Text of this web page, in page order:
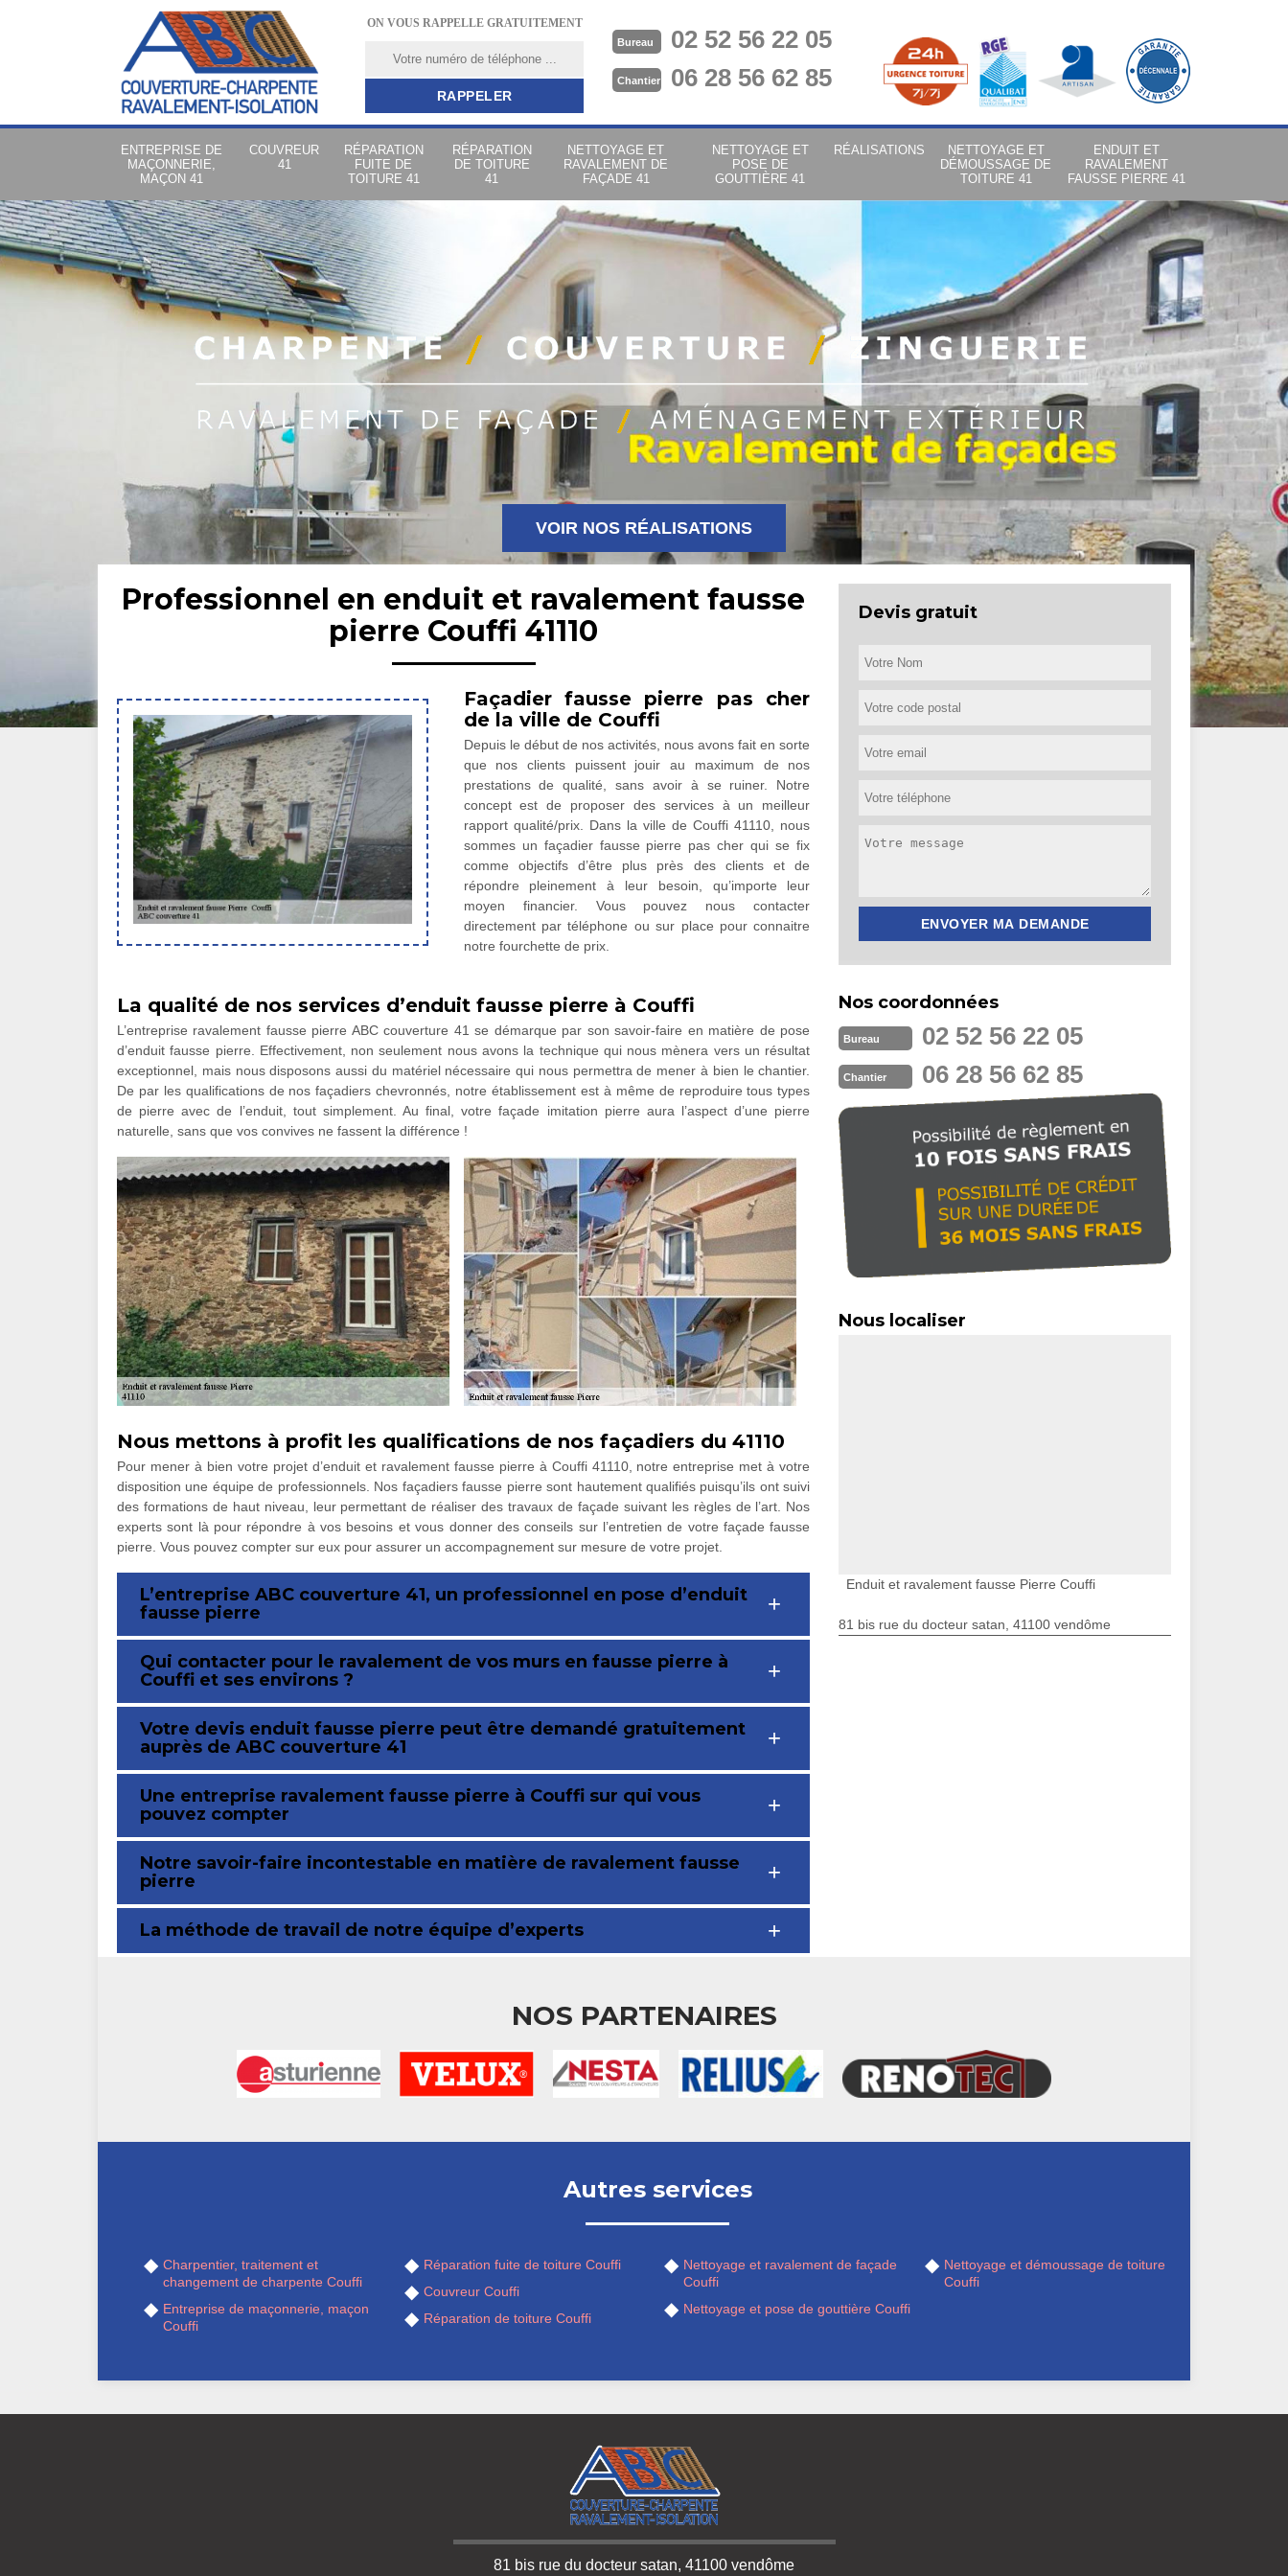
ON VOUS RAPPELLE GRATUITEMENT
Bureau 02 52 56 22 05
Chantier 06 28 56 62 85
ENTREPRISE DE
MAÇONNERIE,
MAÇON 41
COUVREUR
41
RÉPARATION
FUITE DE
TOITURE 41
RÉPARATION
DE TOITURE
41
NETTOYAGE ET
RAVALEMENT DE
FAÇADE 41
NETTOYAGE ET
POSE DE
GOUTTIÈRE 41
RÉALISATIONS
NETTOYAGE ET
DÉMOUSSAGE DE
TOITURE 41
ENDUIT ET
RAVALEMENT
FAUSSE PIERRE 41
VOIR NOS RÉALISATIONS
Professionnel en enduit et ravalement fausse
pierre Couffi 41110
Façadier fausse pierre pas cher
de la ville de Couffi
Depuis le début de nos activités, nous avons fait en sorte
que nos clients puissent jouir au maximum de nos
prestations de qualité, sans avoir à se ruiner. Notre
concept est de proposer des services à un meilleur
rapport qualité/prix. Dans la ville de Couffi 41110, nous
sommes un façadier fausse pierre pas cher qui se fix
comme objectifs d’être plus près des clients et de
répondre pleinement à leur besoin, qu’importe leur
moyen financier. Vous pouvez nous contacter
directement par téléphone ou sur place pour connaitre
notre fourchette de prix.
La qualité de nos services d’enduit fausse pierre à Couffi
L’entreprise ravalement fausse pierre ABC couverture 41 se démarque par son savoir-faire en matière de pose
d’enduit fausse pierre. Effectivement, non seulement nous avons la technique qui nous mènera vers un résultat
exceptionnel, mais nous disposons aussi du matériel nécessaire qui nous permettra de mener à bien le chantier.
De par les qualifications de nos façadiers chevronnés, notre établissement est à même de reproduire tous types
de pierre avec de l’enduit, tout simplement. Au final, votre façade imitation pierre aura l’aspect d’une pierre
naturelle, sans que vos convives ne fassent la différence !
Nous mettons à profit les qualifications de nos façadiers du 41110
Pour mener à bien votre projet d’enduit et ravalement fausse pierre à Couffi 41110, notre entreprise met à votre
disposition une équipe de professionnels. Nos façadiers fausse pierre sont hautement qualifiés puisqu’ils ont suivi
des formations de haut niveau, leur permettant de réaliser des travaux de façade suivant les règles de l’art. Nos
experts sont là pour répondre à vos besoins et vous donner des conseils sur l’entretien de votre façade fausse
pierre. Vous pouvez compter sur eux pour assurer un accompagnement sur mesure de votre projet.
L’entreprise ABC couverture 41, un professionnel en pose d’enduit
fausse pierre
Qui contacter pour le ravalement de vos murs en fausse pierre à
Couffi et ses environs ?
Votre devis enduit fausse pierre peut être demandé gratuitement
auprès de ABC couverture 41
Une entreprise ravalement fausse pierre à Couffi sur qui vous
pouvez compter
Notre savoir-faire incontestable en matière de ravalement fausse
pierre
La méthode de travail de notre équipe d’experts
Devis gratuit
Nos coordonnées
Bureau 02 52 56 22 05
Chantier 06 28 56 62 85
Nous localiser
Enduit et ravalement fausse Pierre Couffi
81 bis rue du docteur satan, 41100 vendôme
NOS PARTENAIRES
Autres services
Charpentier, traitement et
changement de charpente Couffi
Entreprise de maçonnerie, maçon
Couffi
Réparation fuite de toiture Couffi
Couvreur Couffi
Réparation de toiture Couffi
Nettoyage et ravalement de façade
Couffi
Nettoyage et pose de gouttière Couffi
Nettoyage et démoussage de toiture
Couffi
81 bis rue du docteur satan, 41100 vendôme